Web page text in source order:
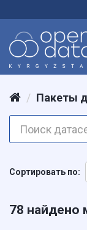
Пакеты
Сортировать по
78 найдено